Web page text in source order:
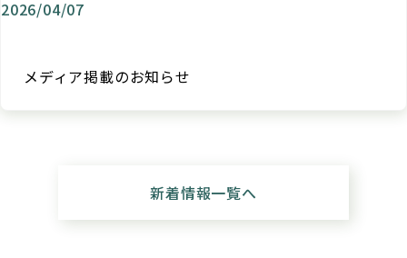
2026/04/07
メディア掲載のお知らせ
新着情報一覧へ